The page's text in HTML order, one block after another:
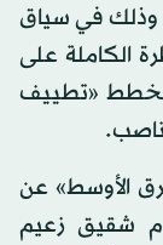
وذلك في سياق
الكاملة على
مخطط «تطييف
الأوسط» عن
شقيق زعيم